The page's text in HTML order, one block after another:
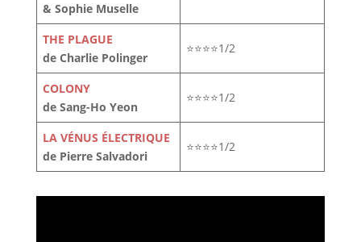
& Sophie Muselle
THE PLAGUE
de Charlie Polinger
⭐⭐⭐⭐1/2
COLONY
de Sang-Ho Yeon
⭐⭐⭐⭐1/2
LA VÉNUS ÉLECTRIQUE
de Pierre Salvadori
⭐⭐⭐⭐1/2